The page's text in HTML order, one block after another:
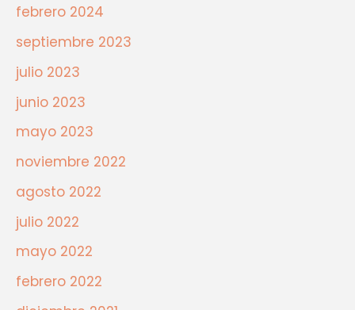
febrero 2024
septiembre 2023
julio 2023
junio 2023
mayo 2023
noviembre 2022
agosto 2022
julio 2022
mayo 2022
febrero 2022